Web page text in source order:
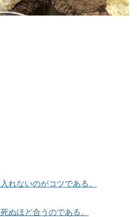
れないのがコツである。
ぬほど合うのである。